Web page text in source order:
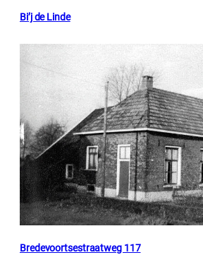
Bi’j de Linde
Bredevoortsestraatweg 117